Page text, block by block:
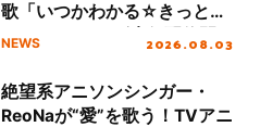
歌「いつかわかる☆きっとあ
える」TVサイズ先行配信開
NEWS 2026.08.03
絶望系アニソンシンガー・
ReoNaが“愛”を歌う！TVアニ